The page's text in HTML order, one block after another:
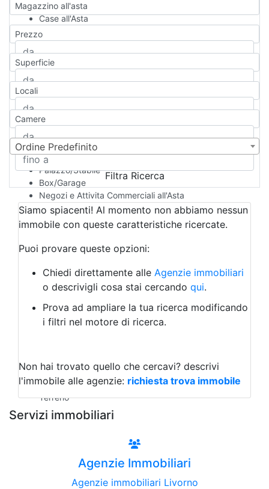
Magazzino all'asta
Case all'Asta
Qualsiasi
Appartamento
Casa indipendente
Casa Semi-indipendente
Attico/Mansarda
Rustico/Casale
Camera d'Albergo
Multiproprietà
Palazzo/Stabile
Box/Garage
Negozi e Attivita Commerciali all'Asta
Qualsiasi
Attività/Licenza Commerciale
Azienda Agricola
Bar/Ristorante
Albergo
Laboratorio Artigianale
Negozio/locale commerciale
Agriturismo
Magazzini
Qualsiasi
Terreno edificabile
Terreno
Prezzo
Superficie
Locali
Camere
Ordine Predefinito
Filtra Ricerca
Siamo spiacenti! Al momento non abbiamo nessun
immobile con queste caratteristiche ricercate.
Puoi provare queste opzioni:
Chiedi direttamente alle Agenzie immobiliari
o descrivigli cosa stai cercando qui.
Prova ad ampliare la tua ricerca modificando
i filtri nel motore di ricerca.
Non hai trovato quello che cercavi? descrivi
l'immobile alle agenzie: richiesta trova immobile
Servizi immobiliari
Agenzie Immobiliari
Agenzie immobiliari Livorno